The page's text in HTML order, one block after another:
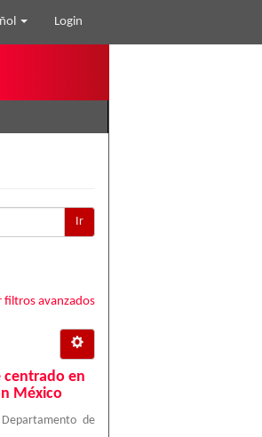
Login
Ir
filtros avanzados
centrado en
México
de